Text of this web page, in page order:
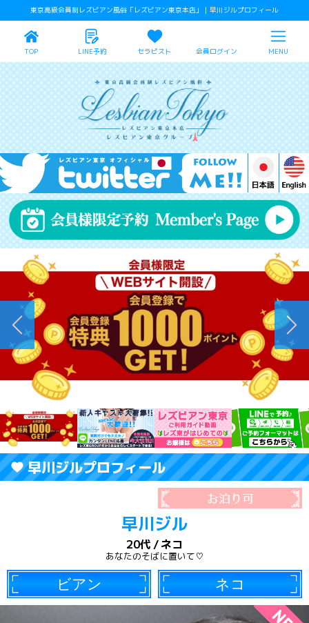
東京高級会員制レズビアン風俗「レズビアン東京本店」｜早川ジルプロフィール
TOP LINE予約 セラピスト 会員ログイン MENU
早川ジルプロフィール
早川ジル
20代 ネコ
あなたのそばに置いて♡